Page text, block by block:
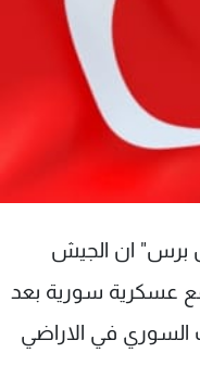
برس" ان الجيش
عسكرية سورية بعد
في الاراضي